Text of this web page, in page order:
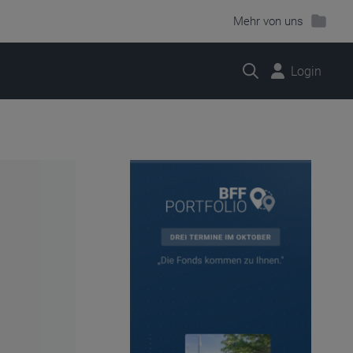
Mehr von uns
Suche Login